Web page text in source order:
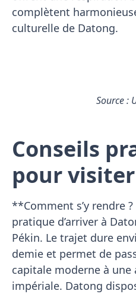
complètent
culturelle de Datong.
Source :
Conseils
pour
**Comment s’y rendre
pratique d’arriver à
Pékin. Le trajet dure
demie et permet de
capitale moderne à une
impériale. Datong